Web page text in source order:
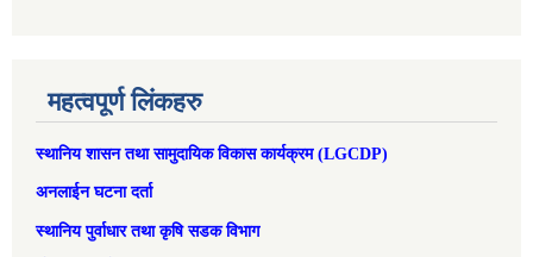
महत्वपूर्ण लिंकहरु
स्थानिय शासन तथा सामुदायिक विकास कार्यक्रम (LGCDP)
अनलाईन घटना दर्ता
स्थानिय पुर्वाधार तथा कृषि सडक विभाग